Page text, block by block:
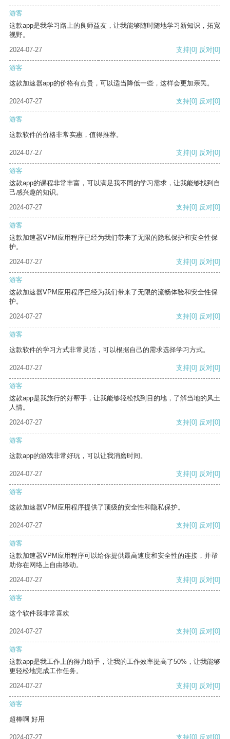
游客
这款app是我学习路上的良师益友，让我能够随时随地学习新知识，拓宽
视野。
2024-07-27
支持[0] 反对[0]
游客
这款加速器app的价格有点贵，可以适当降低一些，这样会更加亲民。
2024-07-27 支持[0] 反对[0]
游客
这款软件的价格非常实惠，值得推荐。
2024-07-27 支持[0] 反对[0]
游客
这款app的课程非常丰富，可以满足我不同的学习需求，让我能够找到自
己感兴趣的知识。
2024-07-27
支持[0] 反对[0]
游客
这款加速器VPM应用程序已经为我们带来了无限的隐私保护和安全性保
护。
2024-07-27
支持[0] 反对[0]
游客
这款加速器VPM应用程序已经为我们带来了无限的流畅体验和安全性保
护。
2024-07-27
支持[0] 反对[0]
游客
这款软件的学习方式非常灵活，可以根据自己的需求选择学习方式。
2024-07-27 支持[0] 反对[0]
游客
这款app是我旅行的好帮手，让我能够轻松找到目的地，了解当地的风土
人情。
2024-07-27
支持[0] 反对[0]
游客
这款app的游戏非常好玩，可以让我消磨时间。
2024-07-27 支持[0] 反对[0]
游客
这款加速器VPM应用程序提供了顶级的安全性和隐私保护。
2024-07-27 支持[0] 反对[0]
游客
这款加速器VPM应用程序可以给你提供最高速度和安全性的连接，并帮
助你在网络上自由移动。
2024-07-27
支持[0] 反对[0]
游客
这个软件我非常喜欢
2024-07-27 支持[0] 反对[0]
游客
这款app是我工作上的得力助手，让我的工作效率提高了50%，让我能够
更轻松地完成工作任务。
2024-07-27
支持[0] 反对[0]
游客
超棒啊 好用
2024-07-27 支持[0] 反对[0]